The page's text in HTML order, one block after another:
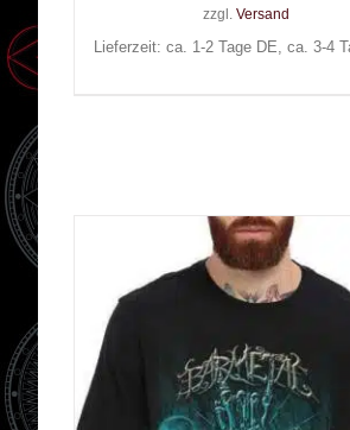
zzgl. Versand
Lieferzeit: ca. 1-2 Tage DE, ca. 3-4